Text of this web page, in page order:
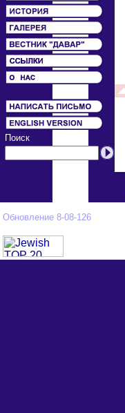
Поиск
Обновление 8-08-126